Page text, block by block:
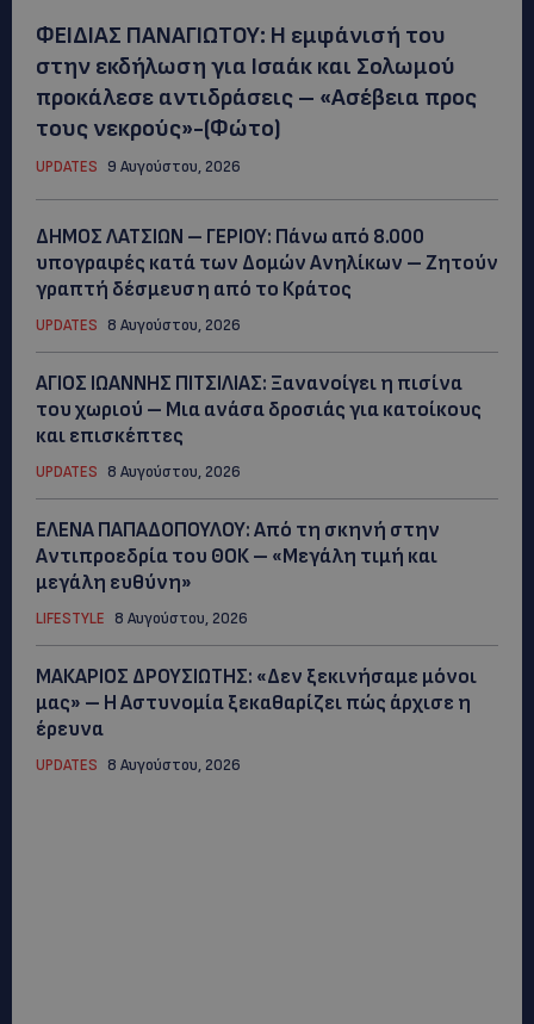
ΦΕΙΔΙΑΣ ΠΑΝΑΓΙΩΤΟΥ: Η εμφάνισή του
στην εκδήλωση για Ισαάκ και Σολωμού
προκάλεσε αντιδράσεις – «Ασέβεια προς
τους νεκρούς»-(Φώτο)
UPDATES 9 Αυγούστου, 2026
ΔΗΜΟΣ ΛΑΤΣΙΩΝ – ΓΕΡΙΟΥ: Πάνω από 8.000
υπογραφές κατά των Δομών Ανηλίκων – Ζητούν
γραπτή δέσμευση από το Κράτος
UPDATES 8 Αυγούστου, 2026
ΑΓΙΟΣ ΙΩΑΝΝΗΣ ΠΙΤΣΙΛΙΑΣ: Ξανανοίγει η πισίνα
του χωριού – Μια ανάσα δροσιάς για κατοίκους
και επισκέπτες
UPDATES 8 Αυγούστου, 2026
ΕΛΕΝΑ ΠΑΠΑΔΟΠΟΥΛΟΥ: Από τη σκηνή στην
Αντιπροεδρία του ΘΟΚ – «Μεγάλη τιμή και
μεγάλη ευθύνη»
LIFESTYLE 8 Αυγούστου, 2026
ΜΑΚΑΡΙΟΣ ΔΡΟΥΣΙΩΤΗΣ: «Δεν ξεκινήσαμε μόνοι
μας» – Η Αστυνομία ξεκαθαρίζει πώς άρχισε η
έρευνα
UPDATES 8 Αυγούστου, 2026